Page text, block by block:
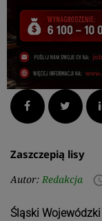
Facebook
Zaszczepią lisy
Autor: Redakcja
Śląski